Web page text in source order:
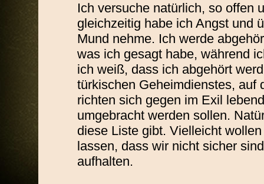
Ich versuche natürlich, so offen
gleichzeitig habe ich Angst und
Mund nehme. Ich werde
was ich gesagt habe, während
ich weiß, dass ich abgehört
türkischen Geheimdienstes, auf
richten sich gegen im Exil
umgebracht werden sollen.
diese Liste gibt. Vielleicht
lassen, dass wir nicht sicher
aufhalten.